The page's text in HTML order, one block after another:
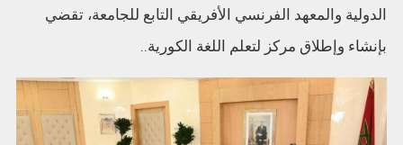
الدولية والمعهد الفرنسي الأفريقي التابع للجامعة، تقضي
بإنشاء وإطلاق مركز لتعلم اللغة الكورية..